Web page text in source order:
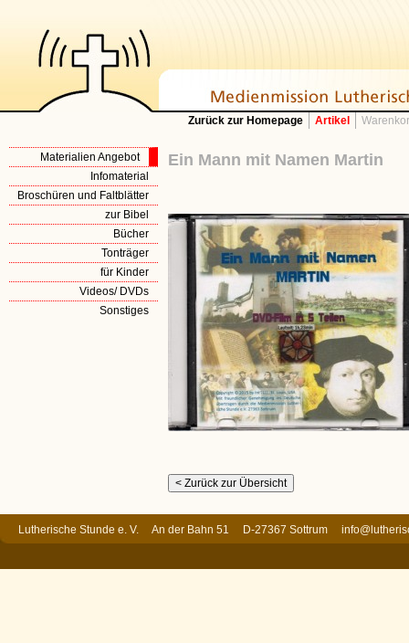
Zurück zur Homepage Artikel
Materialien Angebot
Infomaterial
Broschüren und Faltblätter
zur Bibel
Bücher
Tonträger
für Kinder
Videos/ DVDs
Sonstiges
Ein Mann mit Namen Martin
Lutherische Stunde e. V. An der Bahn 51 D-27367 Sottrum